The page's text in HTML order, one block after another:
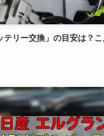
テリー交換」の目安は？